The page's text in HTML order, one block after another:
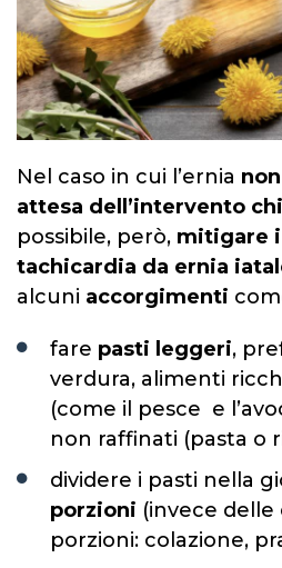
Nel caso in cui l’ernia
attesa dell’intervento
possibile, però, mitigare
tachicardia da ernia
alcuni accorgimenti
fare pasti leggeri,
verdura, alimenti
(come il pesce e
non raffinati (pasta o
dividere i pasti nella
porzioni (invece delle
porzioni: colazione,